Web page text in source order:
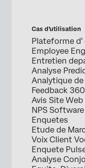
Cas d’utilisation
Plateforme d'
Employee
Entretien
Analyse
Analytique
Feedback 360
Avis Site
NPS Software
Enquetes
Etude de
Voix Client
Enquete
Analyse